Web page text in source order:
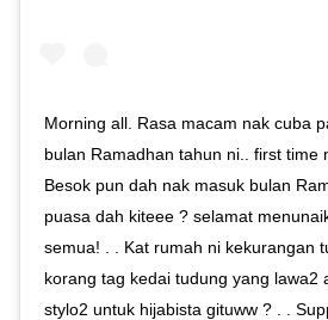
Morning all. Rasa macam nak cuba
bulan Ramadhan tahun ni.. first time
Besok pun dah nak masuk bulan
puasa dah kiteee ? selamat
semua! . . Kat rumah ni kekurangan
korang tag kedai tudung yang lawa2
stylo2 untuk hijabista gituww ? . .